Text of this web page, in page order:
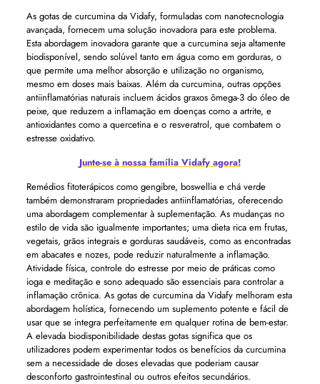
As gotas de curcumina da Vidafy, formuladas com nanotecnologia
avançada, fornecem uma solução inovadora para este problema.
Esta abordagem inovadora garante que a curcumina seja altamente
biodisponível, sendo solúvel tanto em água como em gorduras, o
que permite uma melhor absorção e utilização no organismo,
mesmo em doses mais baixas. Além da curcumina, outras opções
antiinflamatórias naturais incluem ácidos graxos ômega-3 do óleo de
peixe, que reduzem a inflamação em doenças como a artrite, e
antioxidantes como a quercetina e o resveratrol, que combatem o
estresse oxidativo.
Junte-se à nossa família Vidafy agora!
Remédios fitoterápicos como gengibre, boswellia e chá verde
também demonstraram propriedades antiinflamatórias, oferecendo
uma abordagem complementar à suplementação. As mudanças no
estilo de vida são igualmente importantes; uma dieta rica em frutas,
vegetais, grãos integrais e gorduras saudáveis, como as encontradas
em abacates e nozes, pode reduzir naturalmente a inflamação.
Atividade física, controle do estresse por meio de práticas como
ioga e meditação e sono adequado são essenciais para controlar a
inflamação crônica. As gotas de curcumina da Vidafy melhoram esta
abordagem holística, fornecendo um suplemento potente e fácil de
usar que se integra perfeitamente em qualquer rotina de bem-estar.
A elevada biodisponibilidade destas gotas significa que os
utilizadores podem experimentar todos os benefícios da curcumina
sem a necessidade de doses elevadas que poderiam causar
desconforto gastrointestinal ou outros efeitos secundários.